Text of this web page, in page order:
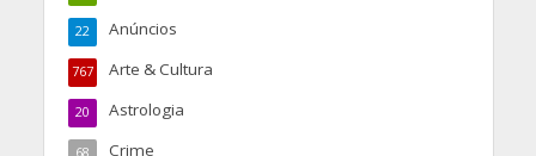
Anúncios
22
Arte & Cultura
767
Astrologia
20
Crime
68